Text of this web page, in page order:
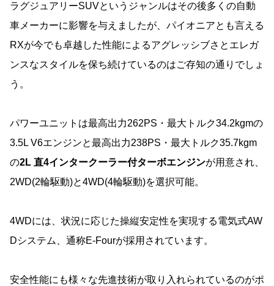
ラグジュアリーSUVというジャンルはその後多くの自動
車メーカーに影響を与えましたが、パイオニアとも言える
RXが今でも卓越した性能によるアグレッシブさとエレガ
ンスなスタイルを保ち続けているのはご存知の通りでしょ
う。
パワーユニットは最高出力262PS・最大トルク34.2kgmの
3.5L V6エンジンと最高出力238PS・最大トルク35.7kgm
の2L 直4インタークーラー付ターボエンジンが用意され、
2WD(2輪駆動)と4WD(4輪駆動)を選択可能。
4WDには、状況に応じた操縦安定性を実現する電気式AW
Dシステム、通称E-Fourが採用されています。
安全性能にも様々な先進技術が取り入れられているのがポ